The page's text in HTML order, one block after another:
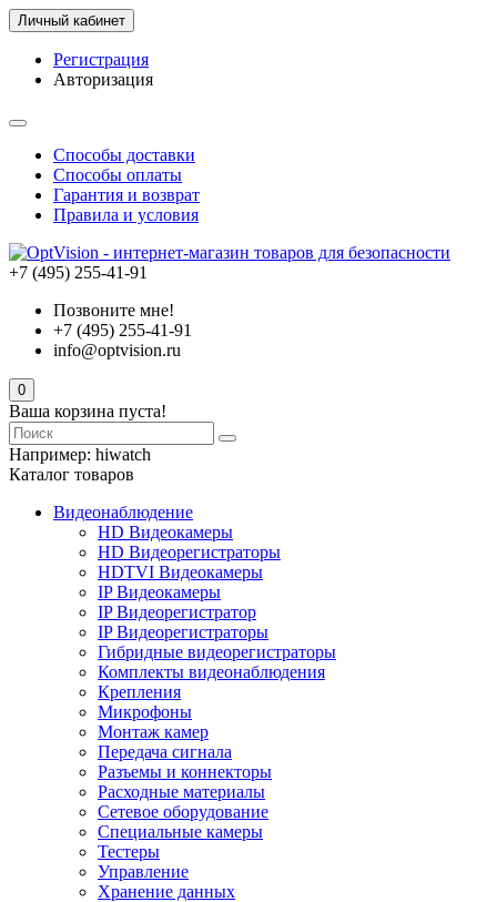
Личный кабинет
Регистрация
Авторизация
Способы доставки
Способы оплаты
Гарантия и возврат
Правила и условия
+7 (495) 255-41-91
Позвоните мне!
+7 (495) 255-41-91
info@optvision.ru
0
Ваша корзина пуста!
Например: hiwatch
Каталог товаров
Видеонаблюдение
HD Видеокамеры
HD Видеорегистраторы
HDTVI Видеокамеры
IP Видеокамеры
IP Видеорегистратор
IP Видеорегистраторы
Гибридные видеорегистраторы
Комплекты видеонаблюдения
Крепления
Микрофоны
Монтаж камер
Передача сигнала
Разъемы и коннекторы
Расходные материалы
Сетевое оборудование
Специальные камеры
Тестеры
Управление
Хранение данных